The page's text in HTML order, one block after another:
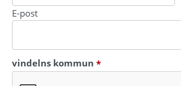
E-post
vindelns kommun *(obligatorisk)